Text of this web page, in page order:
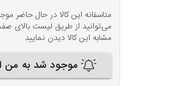
متاسفانه این کالا در حال حاضر
می‌توانید از طریق لیست بالای
مشابه این کالا دیدن نمایید
موجود شد به من